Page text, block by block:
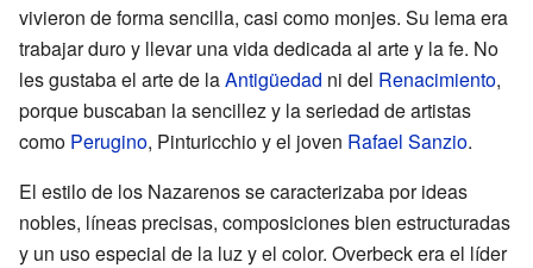
vivieron de forma sencilla, casi como monjes. Su lema era
trabajar duro y llevar una vida dedicada al arte y la fe. No
les gustaba el arte de laAntigüedad ni del Renacimiento,
porque buscaban la sencillez y la seriedad de artistas
como Perugino, Pinturicchio y el joven Rafael Sanzio.
El estilo de los Nazarenos se caracterizaba por ideas
nobles, líneas precisas, composiciones bien estructuradas
y un uso especial de la luz y el color. Overbeck era el líder